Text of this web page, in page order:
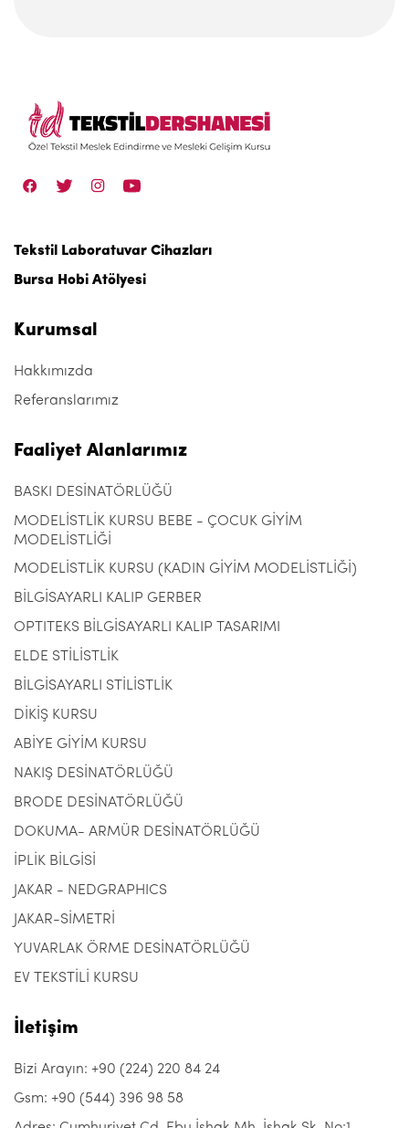
Tekstil Laboratuvar Cihazları
Bursa Hobi Atölyesi
Kurumsal
Hakkımızda
Referanslarımız
Faaliyet Alanlarımız
BASKI DESİNATÖRLÜĞÜ
MODELİSTLİK KURSU BEBE - ÇOCUK GİYİM
MODELİSTLİĞİ
MODELİSTLİK KURSU (KADIN GİYİM MODELİSTLİĞİ)
BİLGİSAYARLI KALIP GERBER
OPTITEKS BİLGİSAYARLI KALIP TASARIMI
ELDE STİLİSTLİK
BİLGİSAYARLI STİLİSTLİK
DİKİŞ KURSU
ABİYE GİYİM KURSU
NAKIŞ DESİNATÖRLÜĞÜ
BRODE DESİNATÖRLÜĞÜ
DOKUMA- ARMÜR DESİNATÖRLÜĞÜ
İPLİK BİLGİSİ
JAKAR - NEDGRAPHICS
JAKAR-SİMETRİ
YUVARLAK ÖRME DESİNATÖRLÜĞÜ
EV TEKSTİLİ KURSU
İletişim
Bizi Arayın: +90 (224) 220 84 24
Gsm: +90 (544) 396 98 58